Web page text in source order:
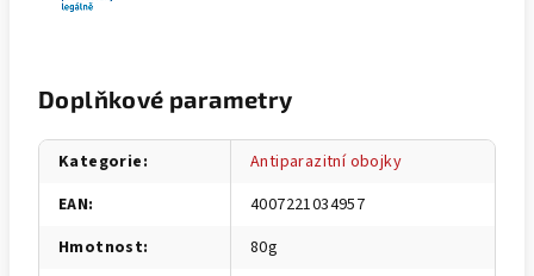
Doplňkové parametry
Kategorie:
Antiparazitní obojky
EAN:
4007221034957
Hmotnost:
80g